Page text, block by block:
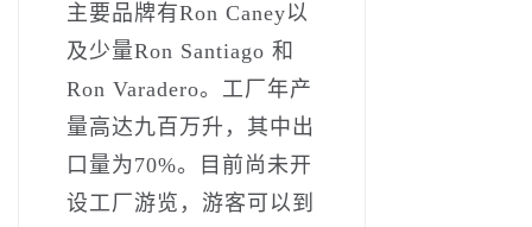
主要品牌有Ron Caney以
及少量Ron Santiago 和
Ron Varadero。工厂年产
量高达九百万升，其中出
口量为70%。目前尚未开
设工厂游览，游客可以到